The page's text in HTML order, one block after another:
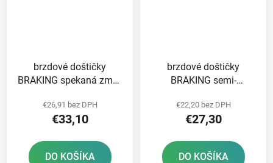
brzdové doštičky
BRAKING spekaná zmes
€26,91 bez DPH
€33,10
DO KOŠÍKA
brzdové doštičky
BRAKING semi-
ks v balení
€22,20 bez DPH
€27,30
DO KOŠÍKA